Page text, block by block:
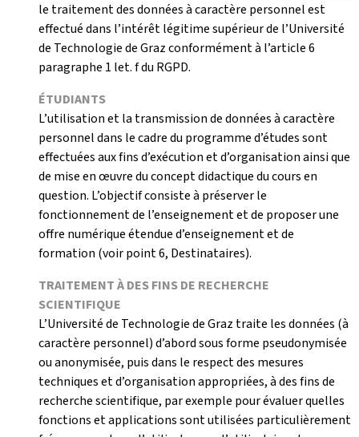
le traitement des données à caractère personnel est
effectué dans l’intérêt légitime supérieur de l’Université
de Technologie de Graz conformément à l’article 6
paragraphe 1 let. f du RGPD.
ÉTUDIANTS
L’utilisation et la transmission de données à caractère
personnel dans le cadre du programme d’études sont
effectuées aux fins d’exécution et d’organisation ainsi que
de mise en œuvre du concept didactique du cours en
question. L’objectif consiste à préserver le
fonctionnement de l’enseignement et de proposer une
offre numérique étendue d’enseignement et de
formation (voir point 6, Destinataires).
TRAITEMENT À DES FINS DE RECHERCHE
SCIENTIFIQUE
L’Université de Technologie de Graz traite les données (à
caractère personnel) d’abord sous forme pseudonymisée
ou anonymisée, puis dans le respect des mesures
techniques et d’organisation appropriées, à des fins de
recherche scientifique, par exemple pour évaluer quelles
fonctions et applications sont utilisées particulièrement